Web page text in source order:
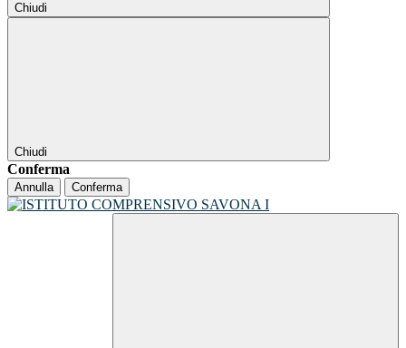
Chiudi
Chiudi
Conferma
Annulla Conferma